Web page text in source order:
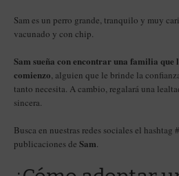
Sam es un perro grande, tranquilo y muy
vacunado y con chip.
Sam sueña con encontrar una familia que
comienzo, alguien que le brinde la
tanto necesita. A cambio, regalará una
sincera.
Busca en nuestras redes sociales el hashtag
publicaciones de Sam.